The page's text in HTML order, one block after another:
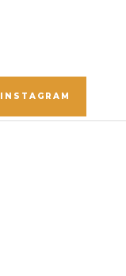
INSTAGRAM